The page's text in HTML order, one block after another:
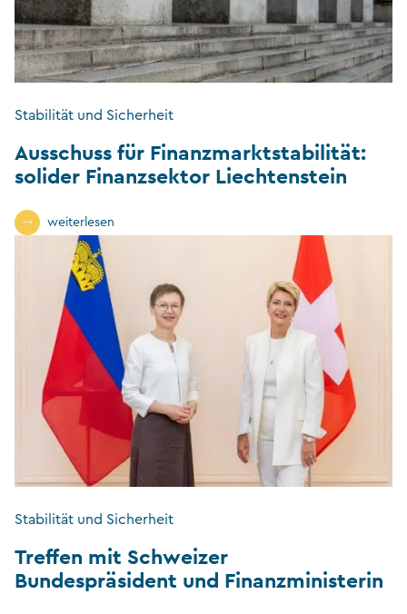
Stabilität und Sicherheit
Ausschuss für Finanzmarktstabilität:
solider Finanzsektor Liechtenstein
weiterlesen
Stabilität und Sicherheit
Treffen mit Schweizer
Bundespräsident und Finanzministerin